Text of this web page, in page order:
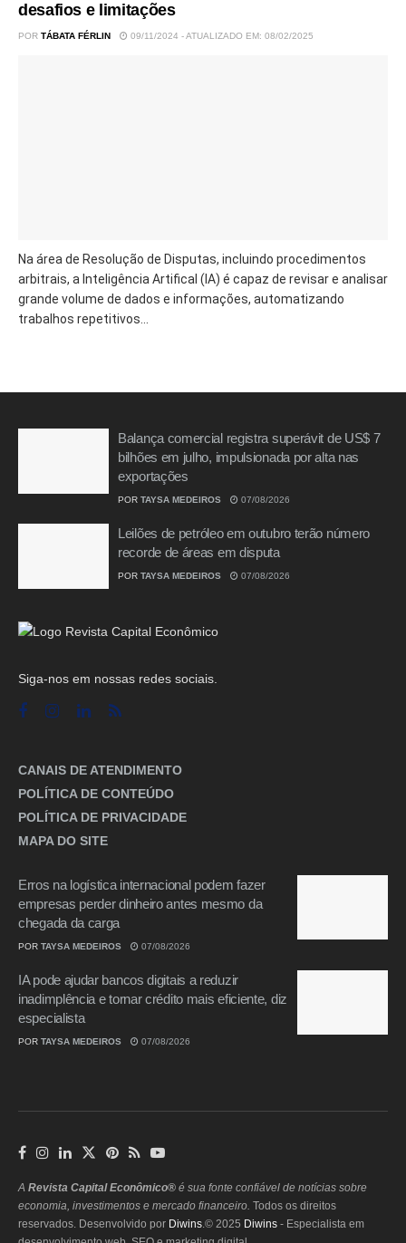
desafios e limitações
POR TÁBATA FÉRLIN 09/11/2024 - ATUALIZADO EM: 08/02/2025
Na área de Resolução de Disputas, incluindo procedimentos
arbitrais, a Inteligência Artifical (IA) é capaz de revisar e analisar
grande volume de dados e informações, automatizando
trabalhos repetitivos...
Balança comercial registra superávit de US$ 7
bilhões em julho, impulsionada por alta nas
exportações
POR TAYSA MEDEIROS 07/08/2026
Leilões de petróleo em outubro terão número
recorde de áreas em disputa
POR TAYSA MEDEIROS 07/08/2026
Siga-nos em nossas redes sociais.
CANAIS DE ATENDIMENTO
POLÍTICA DE CONTEÚDO
POLÍTICA DE PRIVACIDADE
MAPA DO SITE
Erros na logística internacional podem fazer
empresas perder dinheiro antes mesmo da
chegada da carga
POR TAYSA MEDEIROS 07/08/2026
IA pode ajudar bancos digitais a reduzir
inadimplência e tornar crédito mais eficiente, diz
especialista
POR TAYSA MEDEIROS 07/08/2026
A Revista Capital Econômico® é sua fonte confiável de notícias sobre
economia, investimentos e mercado financeiro. Todos os direitos
reservados. Desenvolvido por Diwins.© 2025 Diwins - Especialista em